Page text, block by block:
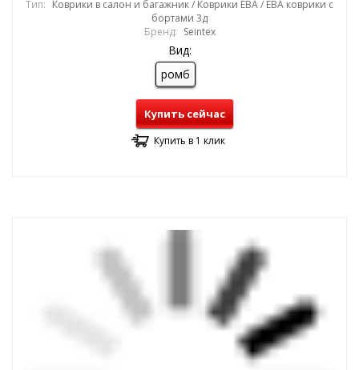
Тип: Коврики в салон и багажник / Коврики ЕВА / ЕВА коврики с
бортами 3д
Бренд: Seintex
Вид:
ромб
Купить сейчас
Купить в 1 клик